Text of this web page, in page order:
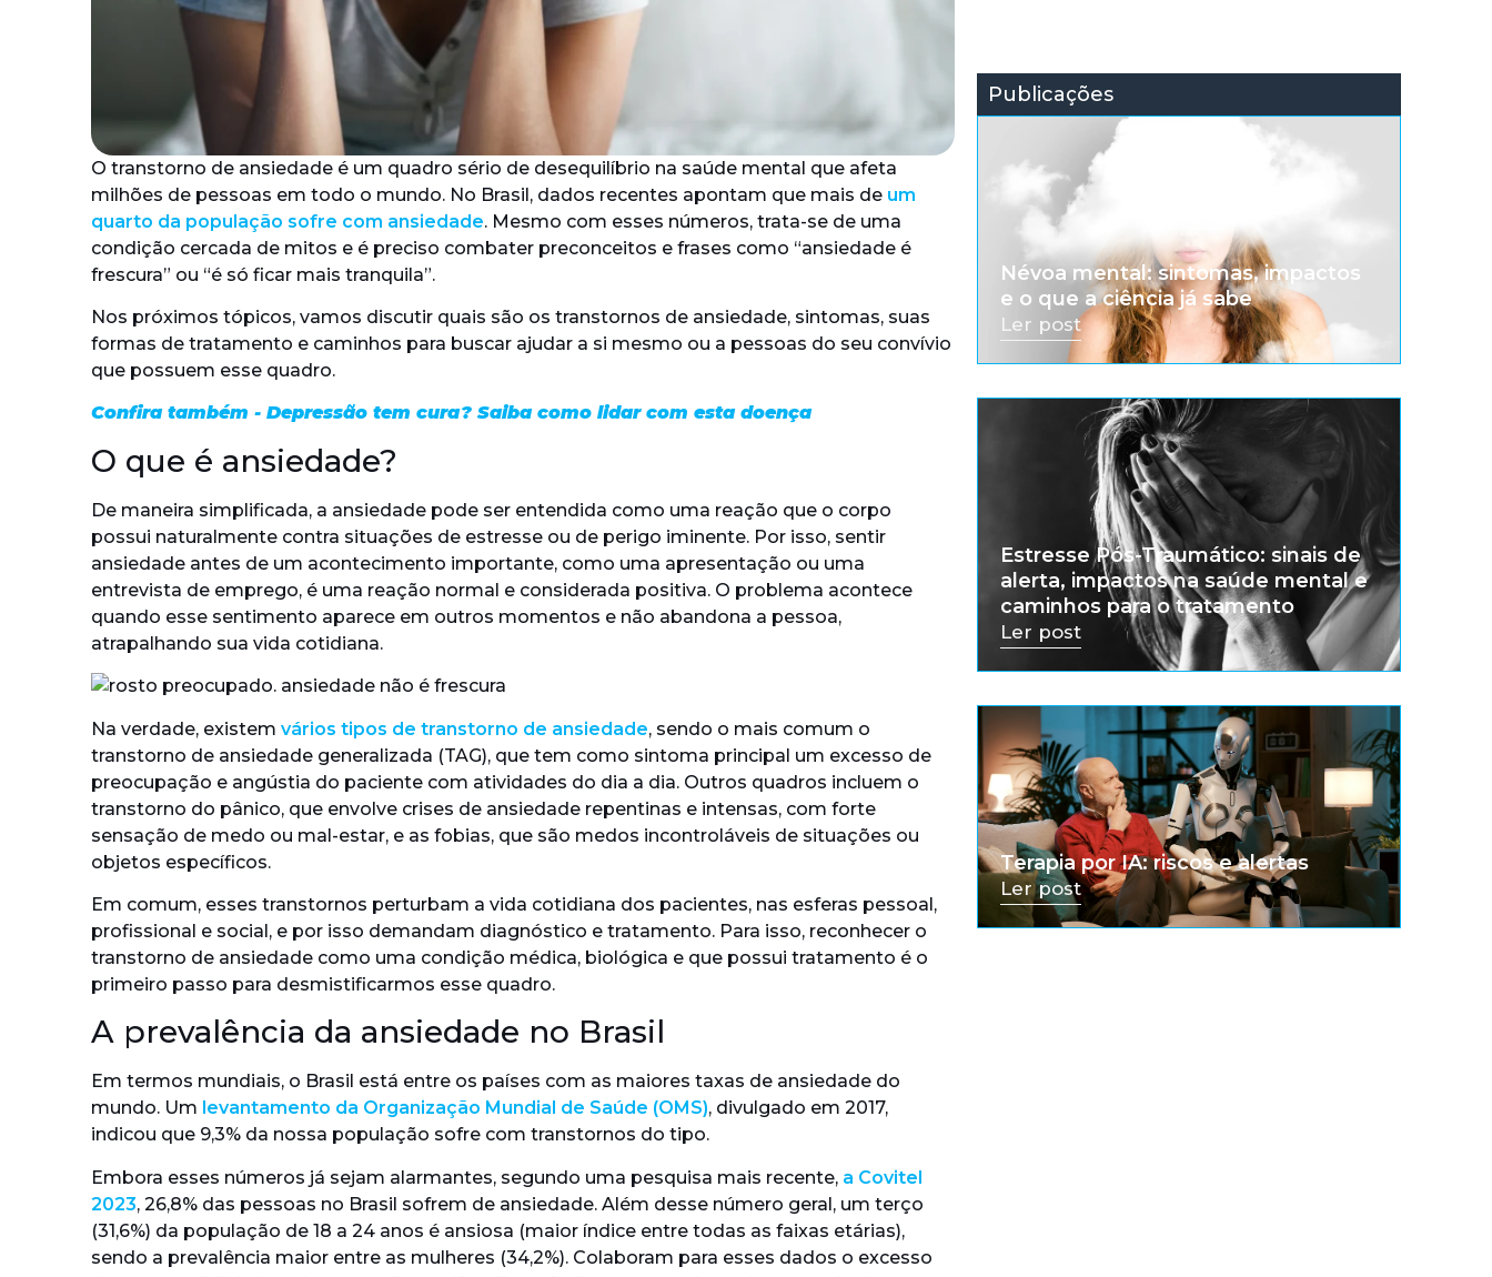
O transtorno de ansiedade é um quadro sério de desequilíbrio na saúde mental que afeta
milhões de pessoas em todo o mundo. No Brasil, dados recentes apontam que mais de um
quarto da população sofre com ansiedade. Mesmo com esses números, trata-se de uma
condição cercada de mitos e é preciso combater preconceitos e frases como “ansiedade é
frescura” ou “é só ficar mais tranquila”.
Nos próximos tópicos, vamos discutir quais são os transtornos de ansiedade, sintomas, suas
formas de tratamento e caminhos para buscar ajudar a si mesmo ou a pessoas do seu convívio
que possuem esse quadro.
Confira também - Depressão tem cura? Saiba como lidar com esta doença
O que é ansiedade?
De maneira simplificada, a ansiedade pode ser entendida como uma reação que o corpo
possui naturalmente contra situações de estresse ou de perigo iminente. Por isso, sentir
ansiedade antes de um acontecimento importante, como uma apresentação ou uma
entrevista de emprego, é uma reação normal e considerada positiva. O problema acontece
quando esse sentimento aparece em outros momentos e não abandona a pessoa,
atrapalhando sua vida cotidiana.
Na verdade, existem vários tipos de transtorno de ansiedade, sendo o mais comum o
transtorno de ansiedade generalizada (TAG), que tem como sintoma principal um excesso de
preocupação e angústia do paciente com atividades do dia a dia. Outros quadros incluem o
transtorno do pânico, que envolve crises de ansiedade repentinas e intensas, com forte
sensação de medo ou mal-estar, e as fobias, que são medos incontroláveis de situações ou
objetos específicos.
Em comum, esses transtornos perturbam a vida cotidiana dos pacientes, nas esferas pessoal,
profissional e social, e por isso demandam diagnóstico e tratamento. Para isso, reconhecer o
transtorno de ansiedade como uma condição médica, biológica e que possui tratamento é o
primeiro passo para desmistificarmos esse quadro.
A prevalência da ansiedade no Brasil
Em termos mundiais, o Brasil está entre os países com as maiores taxas de ansiedade do
mundo. Um levantamento da Organização Mundial de Saúde (OMS), divulgado em 2017,
indicou que 9,3% da nossa população sofre com transtornos do tipo.
Embora esses números já sejam alarmantes, segundo uma pesquisa mais recente, a Covitel
2023, 26,8% das pessoas no Brasil sofrem de ansiedade. Além desse número geral, um terço
(31,6%) da população de 18 a 24 anos é ansiosa (maior índice entre todas as faixas etárias),
sendo a prevalência maior entre as mulheres (34,2%). Colaboram para esses dados o excesso
Publicações
Névoa mental: sintomas, impactos
e o que a ciência já sabe
Ler post
Estresse Pós-Traumático: sinais de
alerta, impactos na saúde mental e
caminhos para o tratamento
Ler post
Terapia por IA: riscos e alertas
Ler post